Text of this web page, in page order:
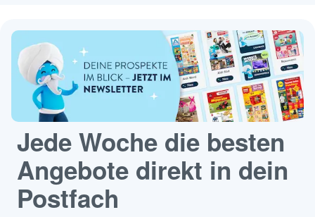
Jede Woche die besten
Angebote direkt in dein
Postfach